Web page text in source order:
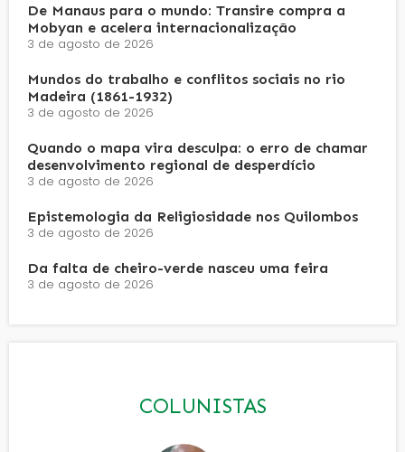
De Manaus para o mundo: Transire compra a
Mobyan e acelera internacionalização
3 de agosto de 2026
Mundos do trabalho e conflitos sociais no rio
Madeira (1861-1932)
3 de agosto de 2026
Quando o mapa vira desculpa: o erro de chamar
desenvolvimento regional de desperdício
3 de agosto de 2026
Epistemologia da Religiosidade nos Quilombos
3 de agosto de 2026
Da falta de cheiro-verde nasceu uma feira
3 de agosto de 2026
COLUNISTAS